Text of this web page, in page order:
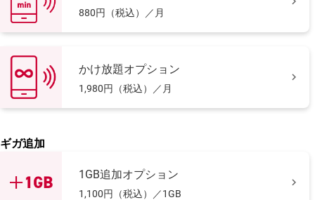
880円（税込）／月
かけ放題オプション
1,980円（税込）／月

ギガ追加
1GB追加オプション
1,100円（税込）／1GB
